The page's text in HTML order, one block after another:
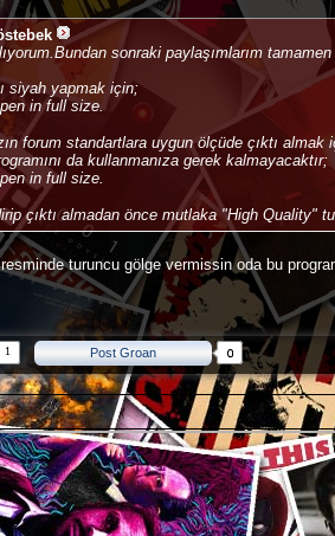
sonraki paylaşımlarım
siyah yapmak için;
forum standartlara uygun ölçüde çıktı
da kullanmanıza gerek kalmayacaktır;
çıktı almadan önce mutlaka "High Quality"
turuncu gölge vermissin oda bu
1 Post Groan